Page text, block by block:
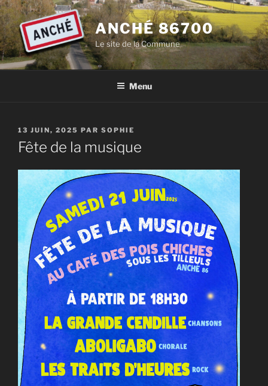
Aller
au
contenu
principal
ANCHÉ 86700
Le site de la Commune
Menu
PUBLIÉ
LE
13 JUIN, 2025 PAR SOPHIE
Fête de la musique